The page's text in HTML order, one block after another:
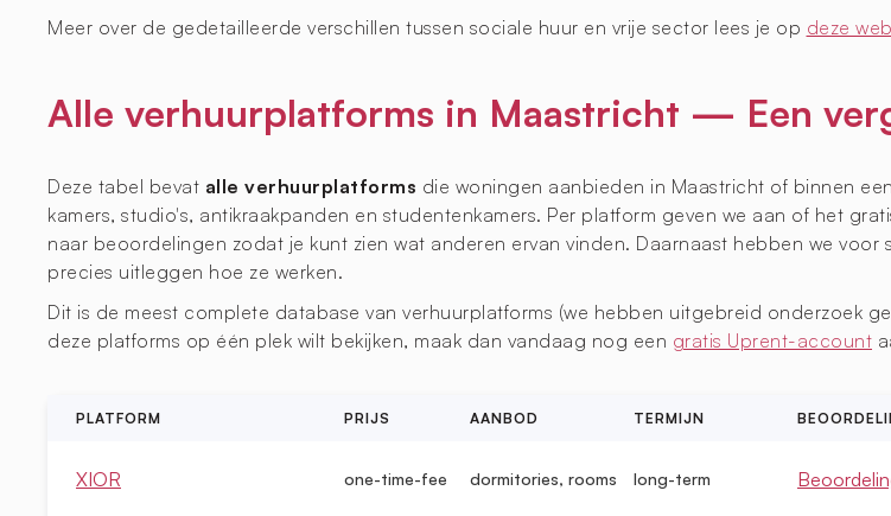
Meer over de gedetailleerde verschillen tussen sociale huur en vrije sector lees je op deze
Alle verhuurplatforms in Maastricht — Een
Deze tabel bevat alle verhuurplatforms die woningen aanbieden in Maastricht of binnen
kamers, studio's, antikraakpanden en studentenkamers. Per platform geven we aan of het
naar beoordelingen zodat je kunt zien wat anderen ervan vinden. Daarnaast hebben we
precies uitleggen hoe ze werken.
Dit is de meest complete database van verhuurplatforms (we hebben uitgebreid onderzoek
deze platforms op één plek wilt bekijken, maak dan vandaag nog een gratis Uprent-account
PLATFORM PRIJS AANBOD TERMIJN
XIOR one-time-fee dormitories, rooms long-term